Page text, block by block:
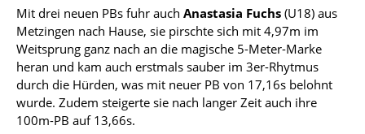
Mit drei neuen PBs fuhr auch Anastasia Fuchs (U18) aus
Metzingen nach Hause, sie pirschte sich mit 4,97m im
Weitsprung ganz nach an die magische 5-Meter-Marke
heran und kam auch erstmals sauber im 3er-Rhytmus
durch die Hürden, was mit neuer PB von 17,16s belohnt
wurde. Zudem steigerte sie nach langer Zeit auch ihre
100m-PB auf 13,66s.